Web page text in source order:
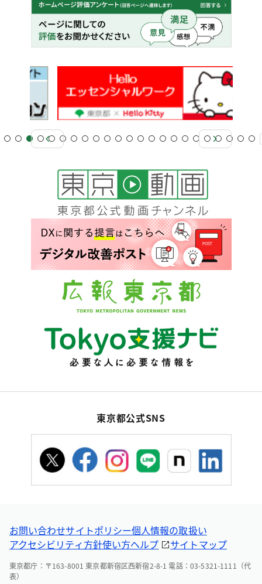
東京都公式SNS
お問い合わせサイトポリシー個人情報の取扱い
アクセシビリティ方針使い方ヘルプ サイトマップ
東京都庁：〒163-8001 東京都新宿区西新宿2-8-1 電話：03-5321-1111（代
表）